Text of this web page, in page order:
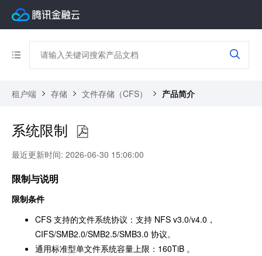
租户端 存储 文件存储（CFS） 产品简介
系统限制
最近更新时间: 2026-06-30 15:06:00
限制与说明
限制条件
CFS 支持的文件系统协议：支持 NFS v3.0/v4.0，
CIFS/SMB2.0/SMB2.5/SMB3.0 协议。
通用标准型单文件系统容量上限：160TiB 。